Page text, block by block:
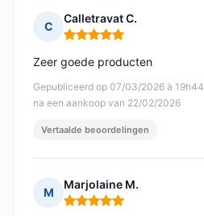
C
Calletravat C.
Opmerking: 5 van 5
Gepubliceerd op 07/03/2026 à 19h44
na een aankoop van 22/02/2026
Zeer goede producten
Vertaalde beoordelingen
M
Marjolaine M.
Opmerking: 5 van 5